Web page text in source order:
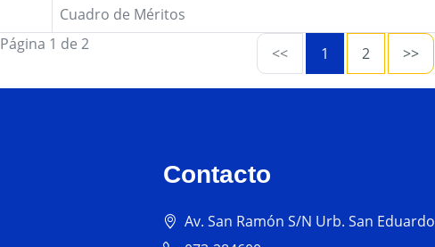
Cuadro de Méritos
Página 1 de 2
<< 1 2 >>
Contacto
Av. San Ramón S/N Urb. San Eduardo